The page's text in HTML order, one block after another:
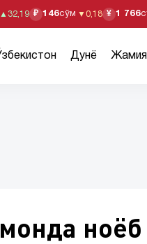
▲ 32,19 ₽ 146сўм ▼ 0,18 ¥ 1 766
Дунё